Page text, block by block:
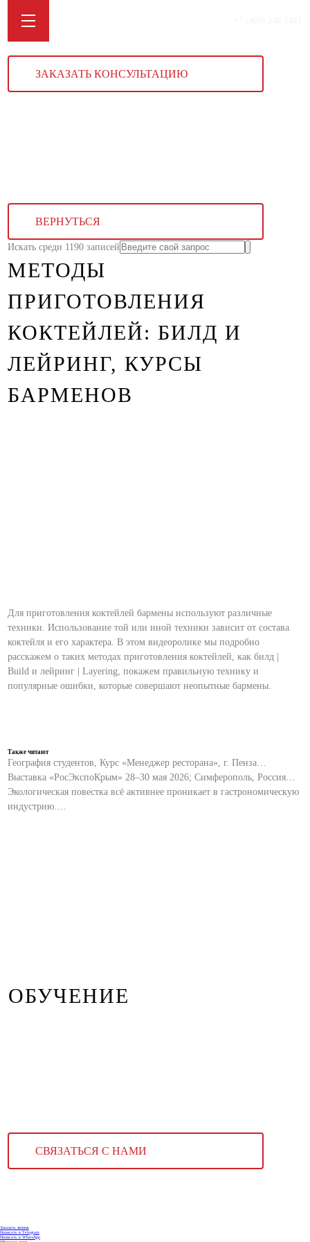
ЗАКАЗАТЬ КОНСУЛЬТАЦИЮ
ВЕРНУТЬСЯ
Искать среди 1190 записей
МЕТОДЫ
ПРИГОТОВЛЕНИЯ
КОКТЕЙЛЕЙ: БИЛД И
ЛЕЙРИНГ, КУРСЫ
БАРМЕНОВ
Для приготовления коктейлей бармены используют различные
техники. Использование той или иной техники зависит от состава
коктейля и его характера. В этом видеоролике мы подробно
расскажем о таких методах приготовления коктейлей, как билд |
Build и лейринг | Layering, покажем правильную технику и
популярные ошибки, которые совершают неопытные бармены.
Также читают
География студентов, Курс «Менеджер ресторана», г. Пенза…
Выставка «РосЭкспоКрым» 28–30 мая 2026; Симферополь, Россия…
Экологическая повестка всё активнее проникает в гастрономическую
индустрию….
ОБУЧЕНИЕ
СВЯЗАТЬСЯ С НАМИ
Заказать звонок
Написать в Telegram
Написать в WhatsApp